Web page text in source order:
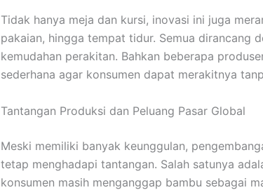
Tidak hanya meja dan kursi, inovasi ini juga
pakaian, hingga tempat tidur. Semua dirancang
kemudahan perakitan. Bahkan beberapa
sederhana agar konsumen dapat merakitnya
Tantangan Produksi dan Peluang Pasar Global
Meski memiliki banyak keunggulan,
tetap menghadapi tantangan. Salah satunya
konsumen masih menganggap bambu sebagai